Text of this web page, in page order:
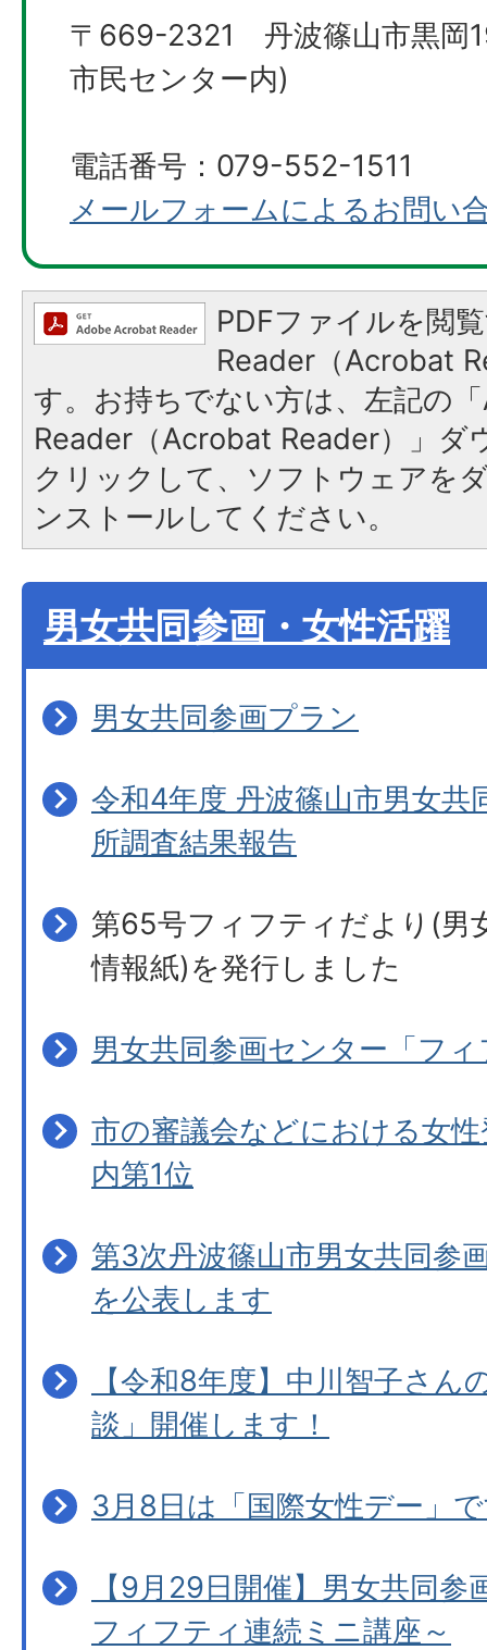
〒669-2321 ​​​​​​丹波篠山市黒岡
市民センター内)
電話番号：079-552-1511
メールフォームによるお問い
PDFファイルを閲
Reader（Acrobat
す。お持ちでない方は、左記の
Reader（Acrobat Reader）」ダ
クリックして、ソフトウェアを
ンストールしてください。
男女共同参画・女性活躍
男女共同参画プラン
令和4年度 丹波篠山市男女共
所調査結果報告
第65号フィフティだより(男
情報紙)を発行しました
男女共同参画センター「フ
市の審議会などにおける女
内第1位
第3次丹波篠山市男女共同参
を公表します
【令和8年度】中川智子さん
談」開催します！
3月8日は「国際女性デー」
【9月29日開催】男女共同
フィフティ連続ミニ講座～